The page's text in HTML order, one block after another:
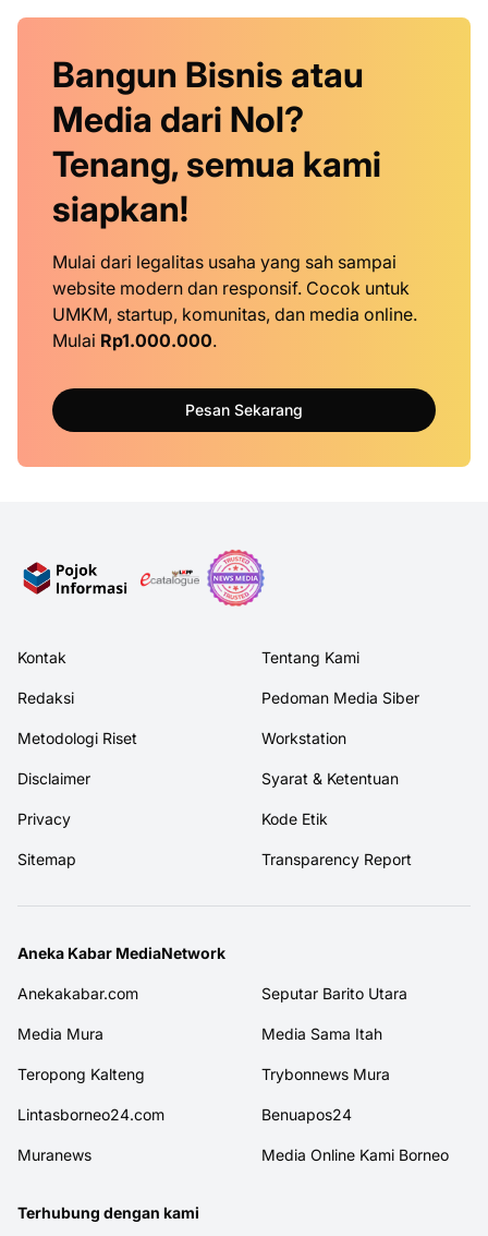
Bangun Bisnis atau
Media dari Nol?
Tenang, semua kami
siapkan!
Mulai dari legalitas usaha yang sah sampai
website modern dan responsif. Cocok untuk
UMKM, startup, komunitas, dan media online.
Mulai Rp1.000.000.
Pesan Sekarang
Kontak Tentang Kami
Redaksi Pedoman Media Siber
Metodologi Riset Workstation
Disclaimer Syarat & Ketentuan
Privacy Kode Etik
Sitemap Transparency Report
Aneka Kabar MediaNetwork
Anekakabar.com Seputar Barito Utara
Media Mura Media Sama Itah
Teropong Kalteng Trybonnews Mura
Lintasborneo24.com Benuapos24
Muranews Media Online Kami Borneo
Terhubung dengan kami